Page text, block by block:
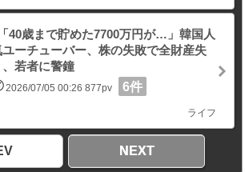
40歳まで貯めた7700万円が…」韓国人
ユーチューバー、株の失敗で全財産失
、若者に警鐘
2026/07/05 00:26 877pv 6件
ライフ
NEXT